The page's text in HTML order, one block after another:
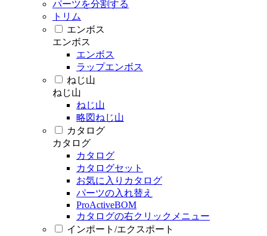
パーツを分割する
トリム
エンボス
エンボス
エンボス
ラップエンボス
ねじ山
ねじ山
ねじ山
略図ねじ山
カタログ
カタログ
カタログ
カタログセット
お気に入りカタログ
パーツの入れ替え
ProActiveBOM
カタログの右クリックメニュー
インポート/エクスポート